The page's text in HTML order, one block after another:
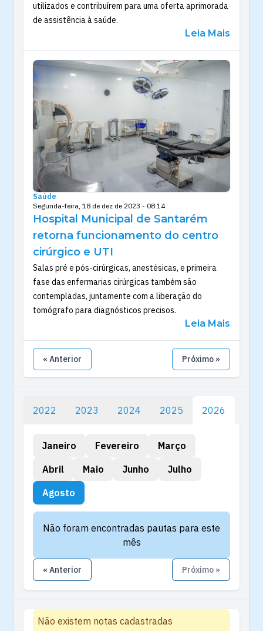
utilizados e contribuírem para uma oferta aprimorada
de assistência à saúde.
Leia Mais
Saúde
Segunda-feira, 18 de dez de 2023 - 08:14
Hospital Municipal de Santarém
retorna funcionamento do centro
cirúrgico e UTI
Salas pré e pós-cirúrgicas, anestésicas, e primeira
fase das enfermarias cirúrgicas também são
contempladas, juntamente com a liberação do
tomógrafo para diagnósticos precisos.
Leia Mais
« Anterior Próximo »
2022 2023 2024 2025 2026
Janeiro Fevereiro
Março
Abril
Maio Junho
Julho
Agosto
Não foram encontradas pautas para este
mês
« Anterior Próximo »
Não existem notas cadastradas